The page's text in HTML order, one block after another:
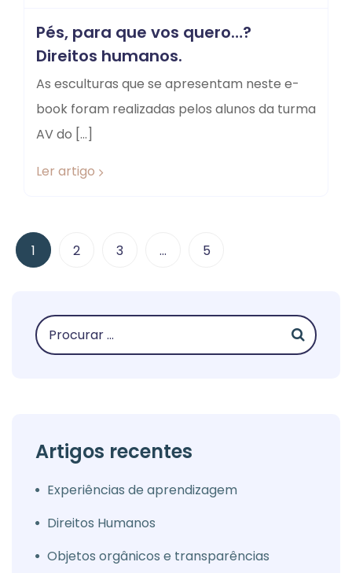
Pés, para que vos quero…?
Direitos humanos.
As esculturas que se apresentam neste e-
book foram realizadas pelos alunos da turma
AV do […]
Ler artigo
1 2 3 … 5
Artigos recentes
Experiências de aprendizagem
Direitos Humanos
Objetos orgânicos e transparências